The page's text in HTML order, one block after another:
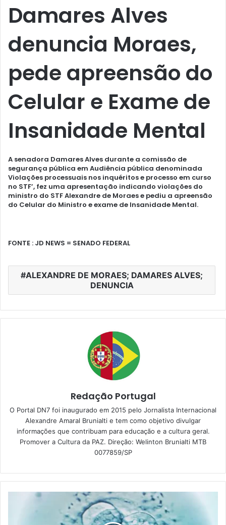
Damares Alves
denuncia Moraes,
pede apreensão do
Celular e Exame de
Insanidade Mental
A senadora Damares Alves durante a comissão de
segurança pública em Audiência pública denominada
Violações processuais nos inquéritos e processo em curso
no STF’, fez uma apresentação indicando violações do
ministro do STF Alexandre de Moraes e pediu a apreensão
do Celular do Ministro e exame de Insanidade Mental.
FONTE : JD NEWS = SENADO FEDERAL
ALEXANDRE DE MORAES; DAMARES ALVES;
DENUNCIA
Redação Portugal
O Portal DN7 foi inaugurado em 2015 pelo Jornalista Internacional
Alexandre Amaral Brunialti e tem como objetivo divulgar
informações que contribuam para educação e a cultura geral.
Promover a Cultura da PAZ. Direção: Welinton Brunialti MTB
0077859/SP